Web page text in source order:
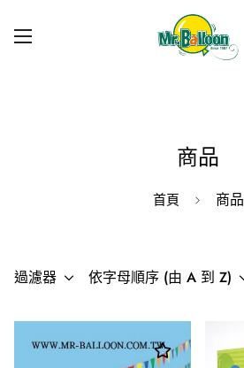
商品
首頁 商品
過濾器 依字母順序 (由 A 到 Z)